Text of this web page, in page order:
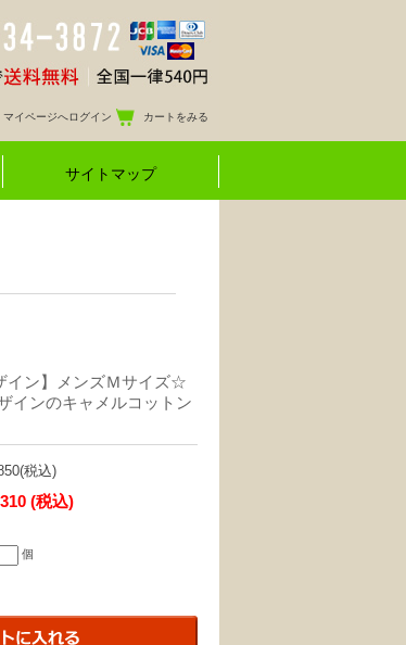
マイページへログイン カートをみる
サイトマップ
イン】メンズＭサイズ☆
インのキャメルコットン
(税込)
(税込)
個